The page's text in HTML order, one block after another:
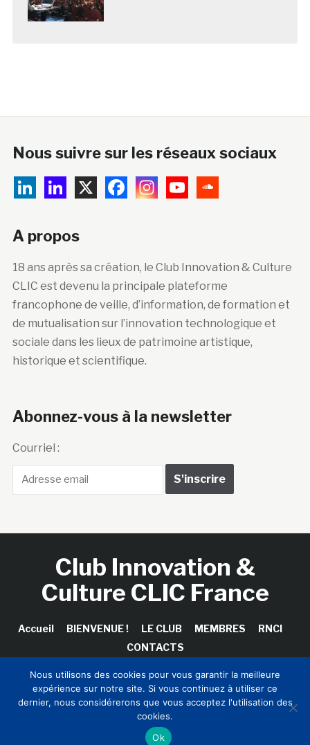
Nous suivre sur les réseaux sociaux
A propos
18 ans après sa création, le Club Innovation & Culture
CLIC est devenu la principale plateforme
francophone de veille, d’information, de formation et
de mutualisation sur l’innovation technologique et
sociale dans les lieux de patrimoine artistique,
historique et scientifique.
Abonnez-vous à la newsletter
Courriel :
Club Innovation &
Culture CLIC France
Accueil BIENVENUE ! LE CLUB MEMBRES
RNCI
CONTACTS
Copyright © 2026 Club Innovation & Culture CLIC France /
Sinapses Conseils
Nous utilisons des cookies pour vous garantir la meilleure
expérience sur notre site. Si vous continuez à utiliser ce
dernier, nous considérerons que vous acceptez l'utilisation des
cookies.
Ok